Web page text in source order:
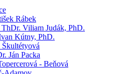
Rábek
Viliam Judák, PhD.
Kútny, PhD.
Ján Packa
- Beňová